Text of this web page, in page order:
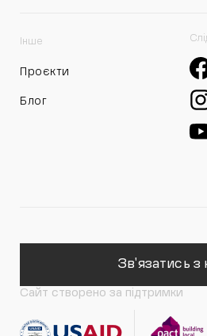
Інше
Проєкти
Блог
Зв'язатись з
Сайт створено за підтримки